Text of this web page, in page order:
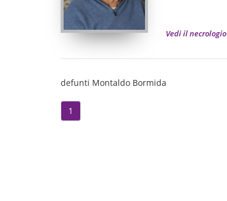
Vedi il necrologio
defunti Montaldo Bormida
1